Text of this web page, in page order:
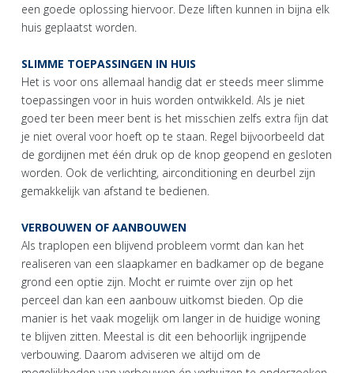
een goede oplossing hiervoor. Deze liften kunnen in bijna elk
huis geplaatst worden.
SLIMME TOEPASSINGEN IN HUIS
Het is voor ons allemaal handig dat er steeds meer slimme
toepassingen voor in huis worden ontwikkeld. Als je niet
goed ter been meer bent is het misschien zelfs extra fijn dat
je niet overal voor hoeft op te staan. Regel bijvoorbeeld dat
de gordijnen met één druk op de knop geopend en gesloten
worden. Ook de verlichting, airconditioning en deurbel zijn
gemakkelijk van afstand te bedienen.
VERBOUWEN OF AANBOUWEN
Als traplopen een blijvend probleem vormt dan kan het
realiseren van een slaapkamer en badkamer op de begane
grond een optie zijn. Mocht er ruimte over zijn op het
perceel dan kan een aanbouw uitkomst bieden. Op die
manier is het vaak mogelijk om langer in de huidige woning
te blijven zitten. Meestal is dit een behoorlijk ingrijpende
verbouwing. Daarom adviseren we altijd om de